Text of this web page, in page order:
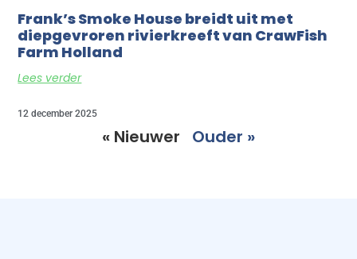
Frank’s Smoke House breidt uit met
diepgevroren rivierkreeft van CrawFish
Farm Holland
Lees verder
12 december 2025
« Nieuwer Ouder »